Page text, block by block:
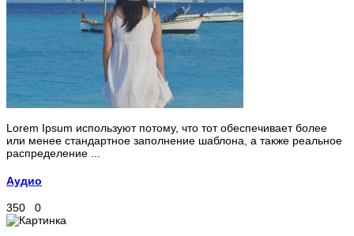
Lorem Ipsum используют потому, что тот обеспечивает более
или менее стандартное заполнение шаблона, а также реальное
распределение ...
Аудио
350 0